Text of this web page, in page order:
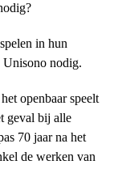
in hun
Unisono nodig.
openbaar speelt
geval bij alle
70 jaar na het
de werken van